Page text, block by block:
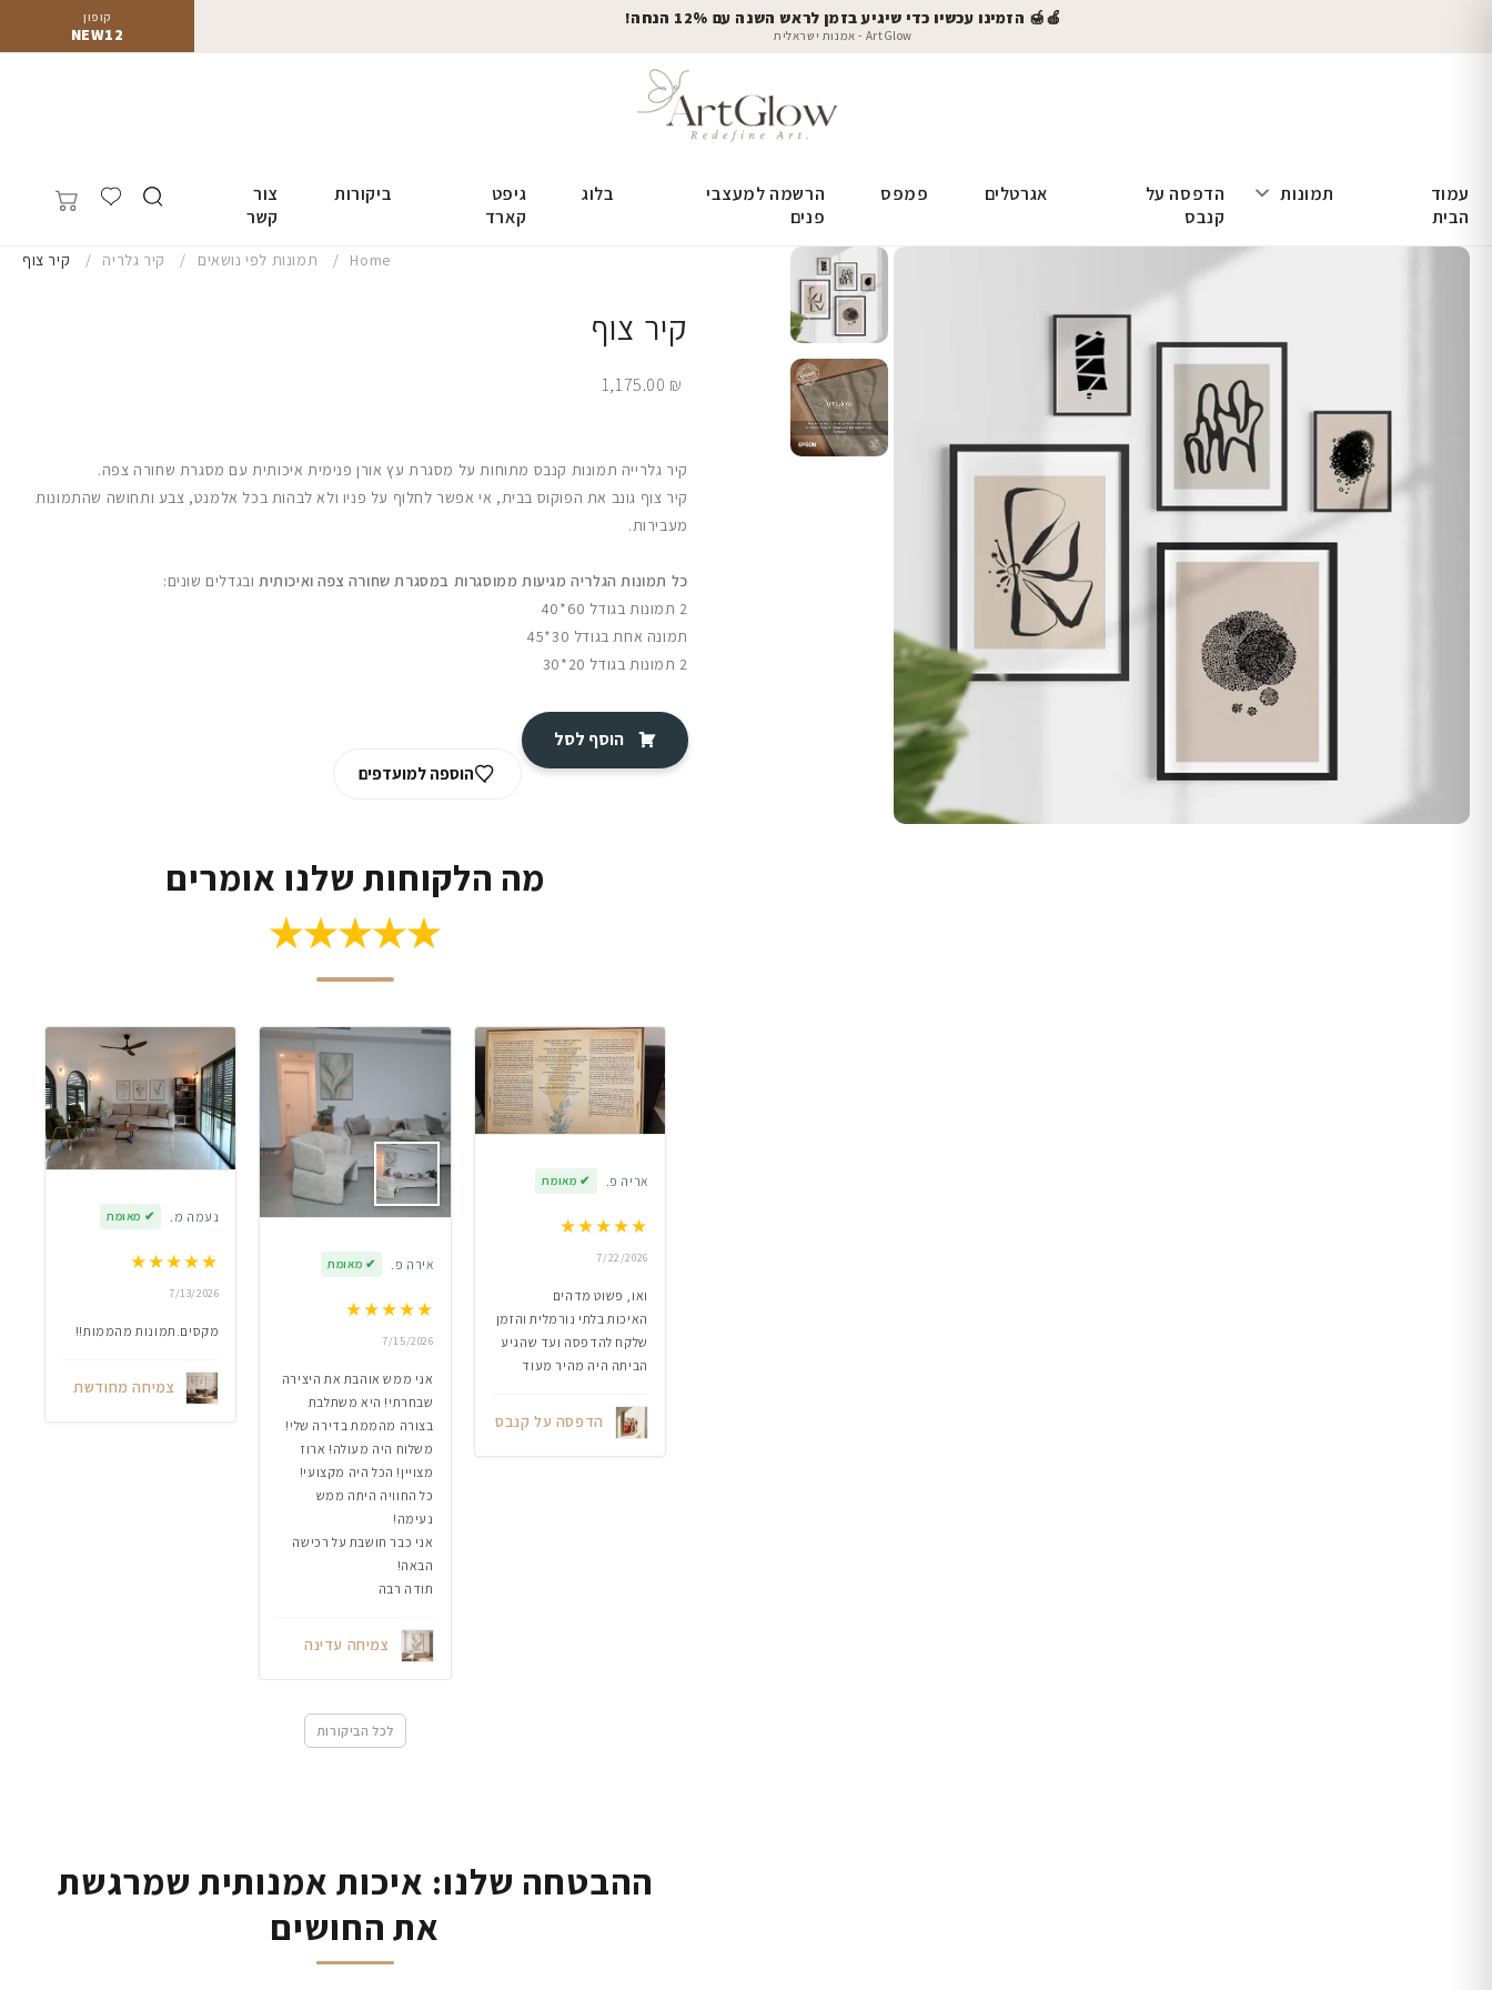
קופון
NEW12
🍎🍯 הזמינו עכשיו כדי שיגיע בזמן לראש השנה עם 12% הנחה!
ArtGlow - אמנות ישראלית
עמוד
הבית
תמונות
הדפסה על
קנבס
אגרטלים פמפס
הרשמה למעצבי
פנים
בלוג
גיפט
קארד
ביקורות
צור
קשר
Home תמונות לפי נושאים קיר גלריה קיר צוף
קיר צוף
1,175.00 ₪
קיר גלרייה תמונות קנבס מתוחות על מסגרת עץ אורן פנימית איכותית עם מסגרת שחורה צפה.
קיר צוף גונב את הפוקוס בבית, אי אפשר לחלוף על פניו ולא לבהות בכל אלמנט, צבע ותחושה שהתמונות
מעבירות.
כל תמונות הגלריה מגיעות ממוסגרות במסגרת שחורה צפה ואיכותיתובגדלים שונים:
2 תמונות בגודל 60*40
תמונה אחת בגודל 30*45
2 תמונות בגודל 20*30
הוסף לסל
הוספה למועדפים
מה הלקוחות שלנו אומרים
★★★★★
אריה פ. ✔ מאומת
★★★★★
7/22/2026
ואו, פשוט מדהים
האיכות בלתי נורמלית והזמן
שלקח להדפסה ועד שהגיע
הביתה היה מהיר מעוד
הדפסה על קנבס
אירה פ. ✔ מאומת
★★★★★
7/15/2026
אני ממש אוהבת את היצירה
שבחרתי! היא משתלבת
בצורה מהממת בדירה שלי!
משלוח היה מעולה! ארוז
מצויין! הכל היה מקצועי!
כל החוויה היתה ממש
נעימה!
אני כבר חושבת על רכישה
הבאה!
תודה רבה
צמיחה עדינה
נעמה מ. ✔ מאומת
★★★★★
7/13/2026
מקסים.תמונות מהממות!!
צמיחה מחודשת
לכל הביקורות
ההבטחה שלנו: איכות אמנותית שמרגשת
את החושים